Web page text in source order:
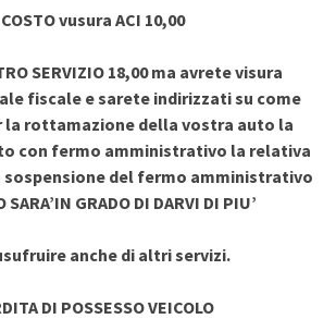
COSTO vusura ACI 10,00
SERVIZIO 18,00 ma avrete visura
fiscale e sarete indirizzati su come
la rottamazione della vostra auto la
con fermo amministrativo la relativa
sospensione del fermo amministrativo
SARA’IN GRADO DI DARVI DI PIU’
anche di altri servizi.
DI POSSESSO VEICOLO